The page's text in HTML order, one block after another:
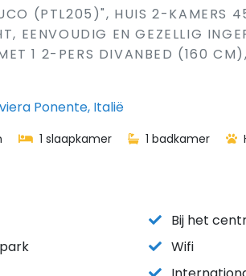
(PTL205)", HUIS 2-KAMERS
EENVOUDIG EN GEZELLIG
1 2-PERS DIVANBED (160
Ponente, Italië
1 slaapkamer 1 badkamer
Bij het
Wifi